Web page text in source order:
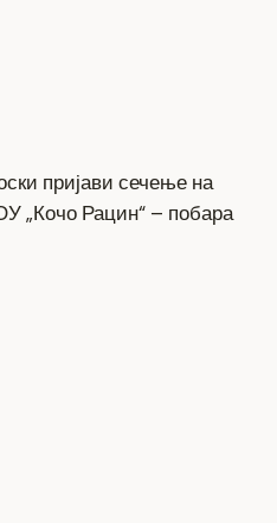
пријави сечење на
„Кочо Рацин“ – побара